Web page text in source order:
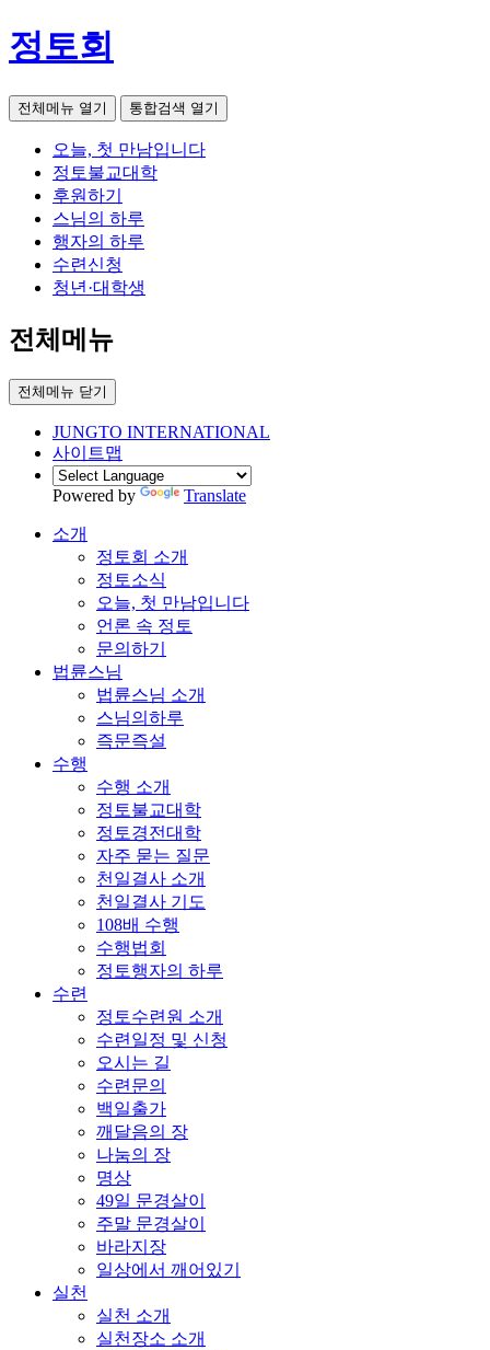
정토회
전체메뉴 열기 통합검색 열기
오늘, 첫 만남입니다
정토불교대학
후원하기
스님의 하루
행자의 하루
수련신청
청년·대학생
전체메뉴
전체메뉴 닫기
JUNGTO INTERNATIONAL
사이트맵
Powered by Translate
소개
정토회 소개
정토소식
오늘, 첫 만남입니다
언론 속 정토
문의하기
법륜스님
법륜스님 소개
스님의하루
즉문즉설
수행
수행 소개
정토불교대학
정토경전대학
자주 묻는 질문
천일결사 소개
천일결사 기도
108배 수행
수행법회
정토행자의 하루
수련
정토수련원 소개
수련일정 및 신청
오시는 길
수련문의
백일출가
깨달음의 장
나눔의 장
명상
49일 문경살이
주말 문경살이
바라지장
일상에서 깨어있기
실천
실천 소개
실천장소 소개